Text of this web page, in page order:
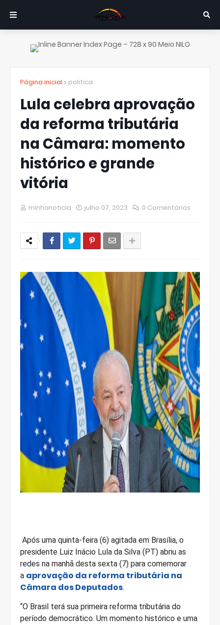
Página inicial politica
Lula celebra aprovação
da reforma tributária
na Câmara: momento
histórico e grande
vitória
minhanoticia julho 07, 2023 0 Comentários
Após uma quinta-feira (6) agitada em Brasília, o
presidente Luiz Inácio Lula da Silva (PT) abriu as
redes na manhã desta sexta (7) para comemorar
a aprovação da reforma tributária na
Câmara dos Deputados.
“O Brasil terá sua primeira reforma tributária do
período democrático. Um momento histórico e uma